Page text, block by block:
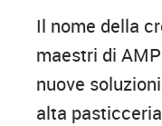
Il nome della
maestri di
nuove
alta